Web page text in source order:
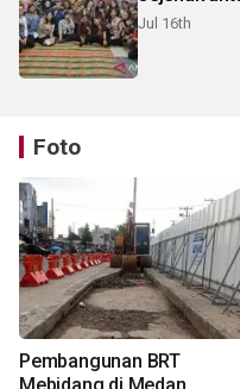
Jul 16th
Foto
Pembangunan BRT